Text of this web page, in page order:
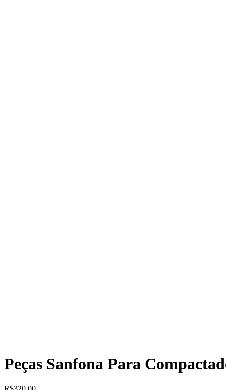
Peças Sanfona Para